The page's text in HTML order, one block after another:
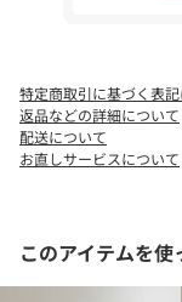
品名：CM★FRED/P
特定商取引に基づく表
返品などの詳細について
配送について
お直しサービスについて
このアイテムを